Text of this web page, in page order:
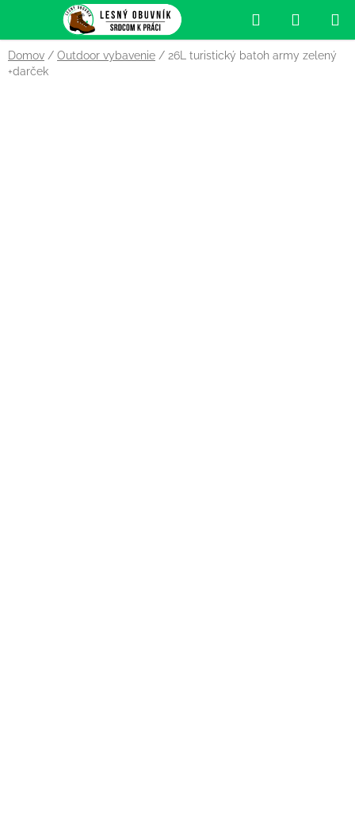
obsah
Hľadať
KOŠÍK
Domov / Outdoor vybavenie / 26L turistický batoh army zelený
+darček